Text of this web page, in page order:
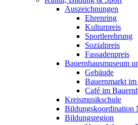
Auszeichnungen
Ehrenring
Kulturpreis
Sportlerehrung
Sozialpreis
Fassadenpreis
Bauernhausmuseum
Gebäude
Bauernmarkt im
Café im
Kreismusikschule
Bildungskoordination
Bildungsregion